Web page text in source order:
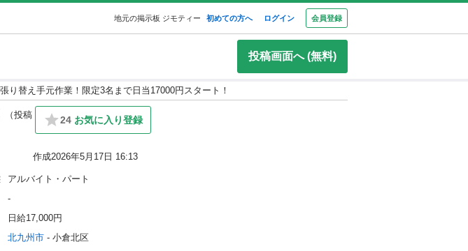
地元の掲示板 ジモティー 初めての方へ ログイン 会員登録
投稿画面へ (無料)
り替え手元作業！限定3名まで日当17000円スタート！
（投稿
24 お気に入り登録
作成2026年5月17日 16:13
アルバイト・パート
-
日給17,000円
北九州市 - 小倉北区